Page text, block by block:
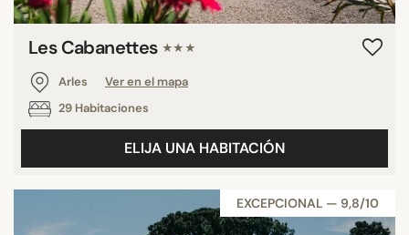
Les Cabanettes ★★★
Arles
Ver en el mapa
29 Habitaciones
ELIJA UNA HABITACIÓN
EXCEPCIONAL — 9,8/10